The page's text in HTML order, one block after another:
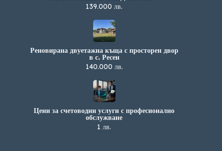
139.000 лв.
Реновирана двуетажна къща с просторен двор
в с. Ресен
140.000 лв.
Цени за счетоводни услуги с професионално
обслужване
1 лв.